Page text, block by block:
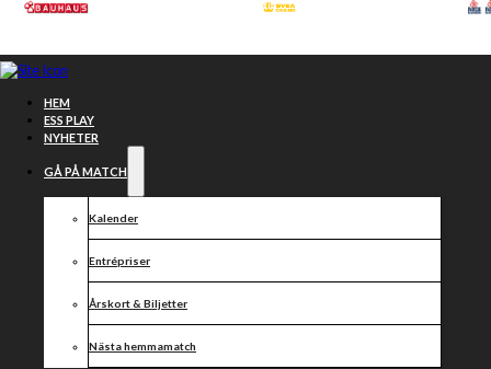
Hoppa till huvudinnehåll
HEM
ESS PLAY
NYHETER
GÅ PÅ MATCH
Kalender
Entrépriser
Årskort & Biljetter
Nästa hemmamatch